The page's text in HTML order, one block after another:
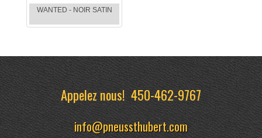
WANTED - NOIR SATIN
Appelez nous!450-462-9767
info@pneussthubert.com